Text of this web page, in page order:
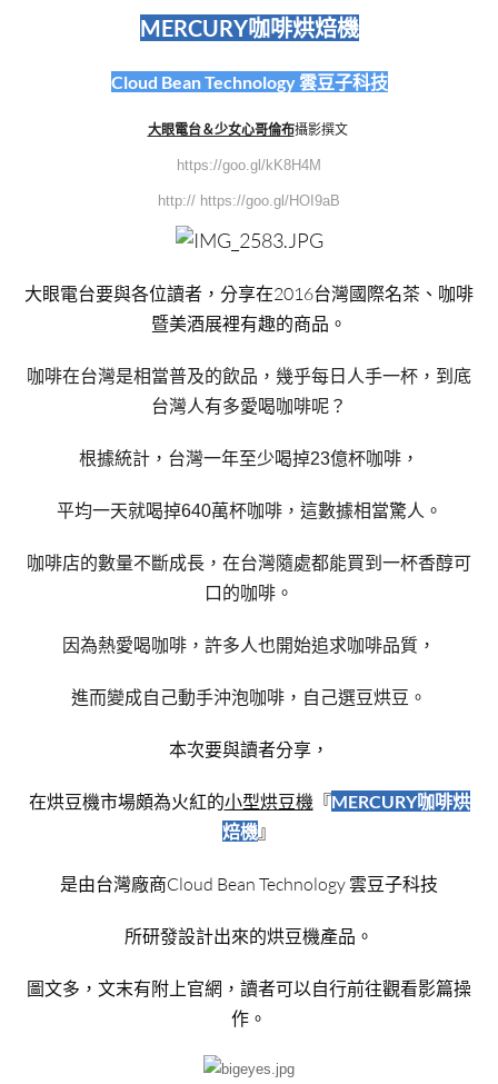
MERCURY咖啡烘焙機
Cloud Bean Technology 雲豆子科技
大眼電台＆少女心哥倫布攝影撰文
https://goo.gl/kK8H4M
http:// https://goo.gl/HOI9aB
大眼電台要與各位讀者，分享在2016台灣國際名茶、咖啡
暨美酒展裡有趣的商品。
咖啡在台灣是相當普及的飲品，幾乎每日人手一杯，到底
台灣人有多愛喝咖啡呢？
根據統計，台灣一年至少喝掉23億杯咖啡，
平均一天就喝掉640萬杯咖啡，這數據相當驚人。
咖啡店的數量不斷成長，在台灣隨處都能買到一杯香醇可
口的咖啡。
因為熱愛喝咖啡，許多人也開始追求咖啡品質，
進而變成自己動手沖泡咖啡，自己選豆烘豆。
本次要與讀者分享，
在烘豆機市場頗為火紅的小型烘豆機 『MERCURY咖啡烘
焙機』
是由台灣廠商Cloud Bean Technology 雲豆子科技
所研發設計出來的烘豆機產品。
圖文多，文末有附上官網，讀者可以自行前往觀看影篇操
作。